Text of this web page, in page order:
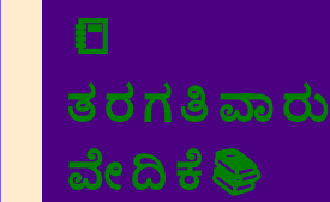
📒
ತರಗತಿವಾರು
ವೇದಿಕೆ📚